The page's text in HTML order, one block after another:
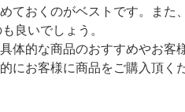
ておくのがベストです。また
良いでしょう。
体的な商品のおすすめやお客
にお客様に商品をご購入頂く